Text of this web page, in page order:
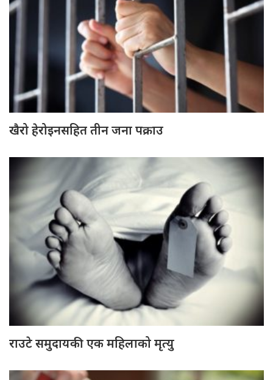
खैरो हेरोइनसहित तीन जना पक्राउ
राउटे समुदायकी एक महिलाको मृत्यु